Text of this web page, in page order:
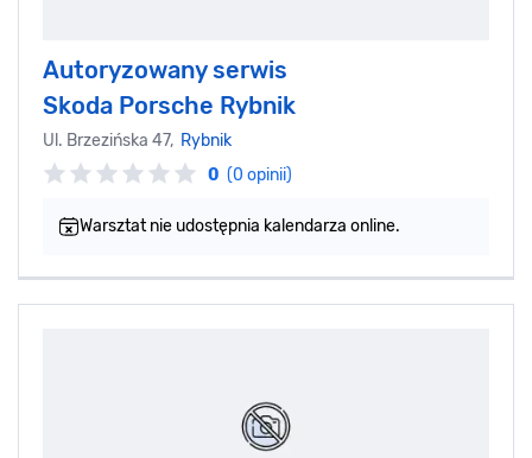
Autoryzowany serwis
Skoda Porsche Rybnik
Ul. Brzezińska 47, Rybnik
0 (0 opinii)
Warsztat nie udostępnia kalendarza online.